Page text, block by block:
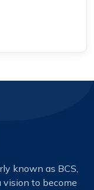
known as BCS,
vision to become